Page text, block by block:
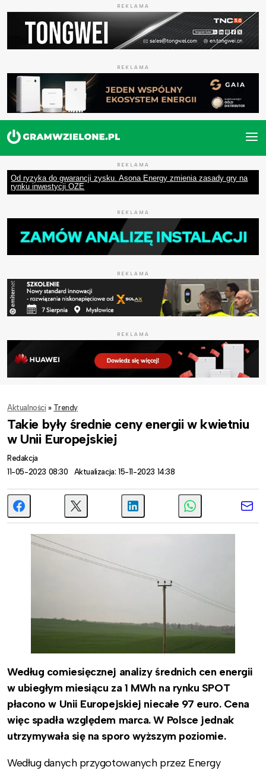
REKLAMA
REKLAMA
REKLAMA
Od ryzyka do gwarancji zysku. Asona Energy zmienia zasady gry na
rynku inwestycji OZE
REKLAMA
REKLAMA
REKLAMA
Aktualności » Trendy
Takie były średnie ceny energii w kwietniu
w Unii Europejskiej
Redakcja
11-05-2023 08:30
Aktualizacja: 15-11-2023 14:38
Według comiesięcznej analizy średnich cen energii
w ubiegłym miesiącu za 1 MWh na rynku SPOT
płacono w Unii Europejskiej niecałe 97 euro. Cena
więc spadła względem marca. W Polsce jednak
utrzymywała się na sporo wyższym poziomie.
Według danych przygotowanych przez Energy